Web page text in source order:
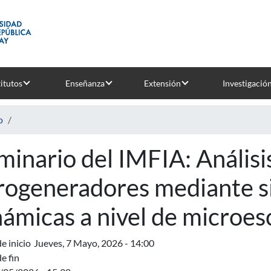
Enseñanza Extensión
del IMFIA:
mediante
a nivel de
inicio Jueves, 7 Mayo, 2026 - 14:00
fin